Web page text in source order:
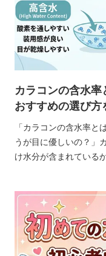
カラコンの含水率
おすすめの選び方
「カラコンの含水率と
うが目に優しいの？」
け水分が含まれている